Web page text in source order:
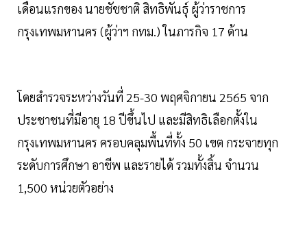
เดือนแรกของ นายชัชชาติ สิทธิพันธุ์ ผู้ว่าราชการ
กรุงเทพมหานคร (ผู้ว่าฯ กทม.) ในภารกิจ 17 ด้าน
โดยสำรวจระหว่างวันที่ 25-30 พฤศจิกายน 2565 จาก
ประชาชนที่มีอายุ 18 ปีขึ้นไป และมีสิทธิเลือกตั้งใน
กรุงเทพมหานคร ครอบคลุมพื้นที่ทั้ง 50 เขต กระจายทุก
ระดับการศึกษา อาชีพ และรายได้ รวมทั้งสิ้น จำนวน
1,500 หน่วยตัวอย่าง